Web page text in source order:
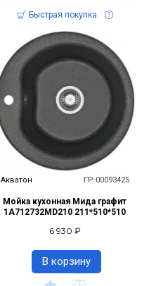
Быстрая покупка
Акватон ГР-00093425
Мойка кухонная Мида графит
1A712732MD210 211*510*510
6 930 ₽
В корзину